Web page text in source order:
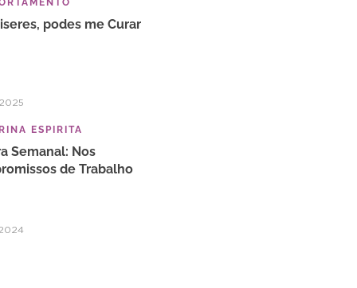
podes me Curar
ESPIRITA
Semanal: Nos
de Trabalho